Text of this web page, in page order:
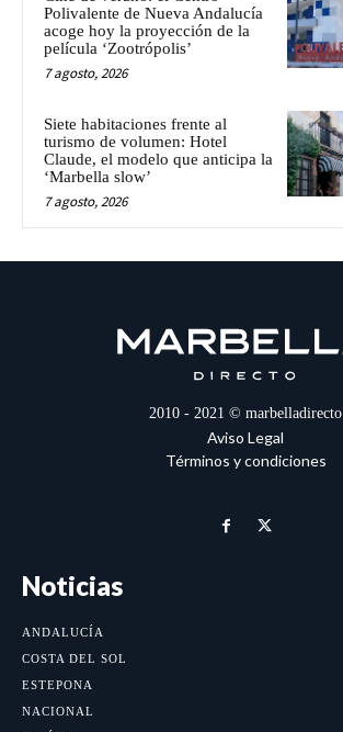
Polivalente de Nueva Andalucía
acoge hoy la proyección de la
película ‘Zootrópolis’
7 agosto, 2026
Siete habitaciones frente al
turismo de volumen: Hotel
Claude, el modelo que anticipa la
‘Marbella slow’
7 agosto, 2026
2010 - 2021 © marbelladirecto
Aviso Legal
Términos y condiciones
Noticias
ANDALUCÍA
COSTA DEL SOL
ESTEPONA
NACIONAL